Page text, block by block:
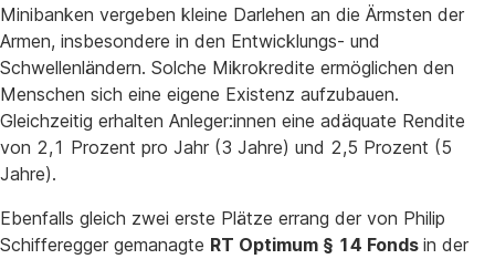
Minibanken vergeben kleine Darlehen an die Ärmsten der
Armen, insbesondere in den Entwicklungs- und
Schwellenländern. Solche Mikrokredite ermöglichen den
Menschen sich eine eigene Existenz aufzubauen.
Gleichzeitig erhalten Anleger:innen eine adäquate Rendite
von 2,1 Prozent pro Jahr (3 Jahre) und 2,5 Prozent (5
Jahre).
Ebenfalls gleich zwei erste Plätze errang der von Philip
Schifferegger gemanagte RT Optimum § 14 Fonds in der